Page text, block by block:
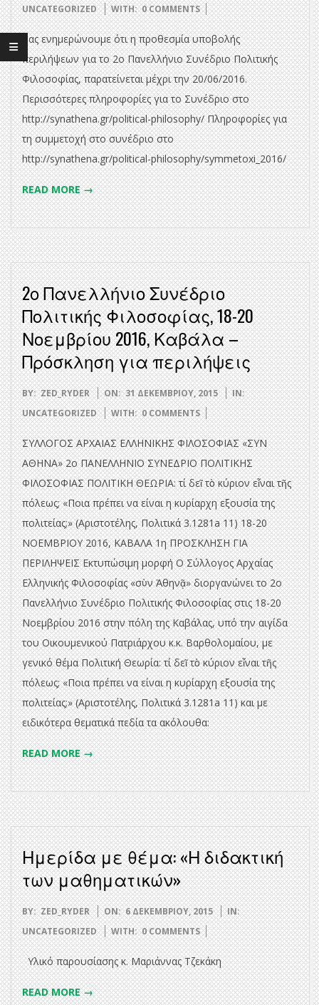
06-
05
UNCATEGORIZED
WITH: 0 COMMENTS
Σας ενημερώνουμε ότι η προθεσμία υποβολής
περιλήψεων για το 2ο Πανελλήνιο Συνέδριο Πολιτικής
Φιλοσοφίας, παρατείνεται μέχρι την 20/06/2016.
Περισσότερες πληροφορίες για το Συνέδριο στο
http://synathena.gr/political-philosophy/ Πληροφορίες για
τη συμμετοχή στο συνέδριο στο
http://synathena.gr/political-philosophy/symmetoxi_2016/
READ MORE →
2ο Πανελλήνιο Συνέδριο
Πολιτικής Φιλοσοφίας, 18-20
Νοεμβρίου 2016, Καβάλα –
Πρόσκληση για περιλήψεις
2015-
12-
31
BY: ZED_RYDER ON: 31 ΔΕΚΕΜΒΡΊΟΥ, 2015
IN:
UNCATEGORIZED
WITH: 0 COMMENTS
ΣΥΛΛΟΓΟΣ ΑΡΧΑΙΑΣ ΕΛΛΗΝΙΚΗΣ ΦΙΛΟΣΟΦΙΑΣ «ΣΥΝ
ΑΘΗΝΑ» 2ο ΠΑΝΕΛΛΗΝΙΟ ΣΥΝΕΔΡΙΟ ΠΟΛΙΤΙΚΗΣ
ΦΙΛΟΣΟΦΙΑΣ ΠΟΛΙΤΙΚΗ ΘΕΩΡΙΑ: τί δεῖ τὸ κύριον εἶναι τῆς
πόλεως; «Ποια πρέπει να είναι η κυρίαρχη εξουσία της
πολιτείας;» (Αριστοτέλης, Πολιτικά 3.1281a 11) 18-20
ΝΟΕΜΒΡΙΟΥ 2016, ΚΑΒΑΛΑ 1η ΠΡΟΣΚΛΗΣΗ ΓΙΑ
ΠΕΡΙΛΗΨΕΙΣ Εκτυπώσιμη μορφή Ο Σύλλογος Αρχαίας
Ελληνικής Φιλοσοφίας «σὺν Ἀθηνᾷ» διοργανώνει το 2ο
Πανελλήνιο Συνέδριο Πολιτικής Φιλοσοφίας στις 18-20
Νοεμβρίου 2016 στην πόλη της Καβάλας, υπό την αιγίδα
του Οικουμενικού Πατριάρχου κ.κ. Βαρθολομαίου, με
γενικό θέμα Πολιτική Θεωρία: τί δεῖ τὸ κύριον εἶναι τῆς
πόλεως; «Ποια πρέπει να είναι η κυρίαρχη εξουσία της
πολιτείας;» (Αριστοτέλης, Πολιτικά 3.1281a 11) και με
ειδικότερα θεματικά πεδία τα ακόλουθα:
READ MORE →
Ημερίδα με θέμα: «Η διδακτική
των μαθηματικών»
2015-
12-
06
BY: ZED_RYDER ON: 6 ΔΕΚΕΜΒΡΊΟΥ, 2015
IN:
UNCATEGORIZED
WITH: 0 COMMENTS
Υλικό παρουσίασης κ. Μαριάννας Τζεκάκη
READ MORE →